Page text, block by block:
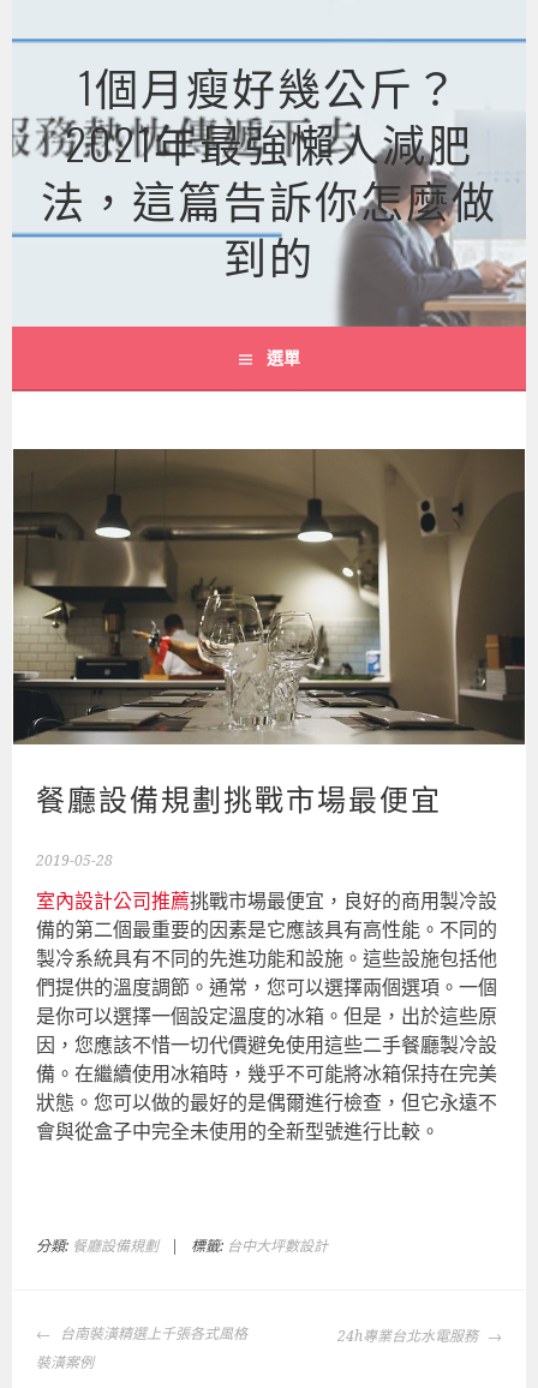
至
內
容
1個月瘦好幾公斤？
2021年最強懶人減肥
法，這篇告訴你怎麼做
到的
選單
餐廳設備規劃挑戰市場最便宜
2019-05-28
室內設計公司推薦挑戰市場最便宜，良好的商用製冷設
備的第二個最重要的因素是它應該具有高性能。不同的
製冷系統具有不同的先進功能和設施。這些設施包括他
們提供的溫度調節。通常，您可以選擇兩個選項。一個
是你可以選擇一個設定溫度的冰箱。但是，出於這些原
因，您應該不惜一切代價避免使用這些二手餐廳製冷設
備。在繼續使用冰箱時，幾乎不可能將冰箱保持在完美
狀態。您可以做的最好的是偶爾進行檢查，但它永遠不
會與從盒子中完全未使用的全新型號進行比較。
分類: 餐廳設備規劃 標籤: 台中大坪數設計
文
章
台南裝潢精選上千張各式風格
裝潢案例
24h專業台北水電服務